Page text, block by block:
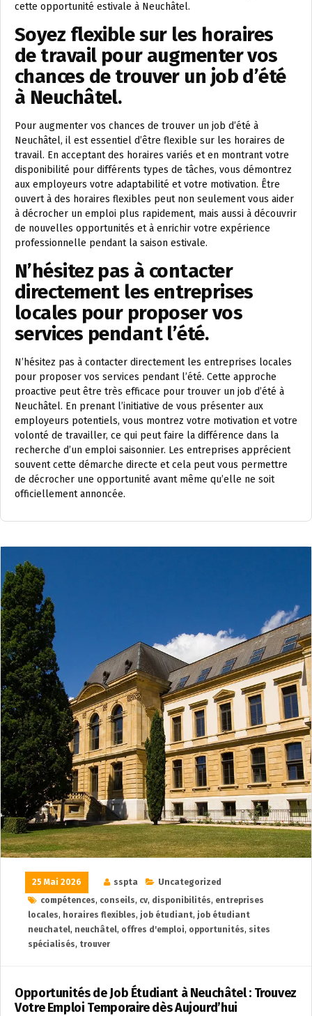
cette opportunité estivale à Neuchâtel.
Soyez flexible sur les horaires
de travail pour augmenter vos
chances de trouver un job d’été
à Neuchâtel.
Pour augmenter vos chances de trouver un job d’été à
Neuchâtel, il est essentiel d’être flexible sur les horaires de
travail. En acceptant des horaires variés et en montrant votre
disponibilité pour différents types de tâches, vous démontrez
aux employeurs votre adaptabilité et votre motivation. Être
ouvert à des horaires flexibles peut non seulement vous aider
à décrocher un emploi plus rapidement, mais aussi à découvrir
de nouvelles opportunités et à enrichir votre expérience
professionnelle pendant la saison estivale.
N’hésitez pas à contacter
directement les entreprises
locales pour proposer vos
services pendant l’été.
N’hésitez pas à contacter directement les entreprises locales
pour proposer vos services pendant l’été. Cette approche
proactive peut être très efficace pour trouver un job d’été à
Neuchâtel. En prenant l’initiative de vous présenter aux
employeurs potentiels, vous montrez votre motivation et votre
volonté de travailler, ce qui peut faire la différence dans la
recherche d’un emploi saisonnier. Les entreprises apprécient
souvent cette démarche directe et cela peut vous permettre
de décrocher une opportunité avant même qu’elle ne soit
officiellement annoncée.
25 Mai 2026 sspta
Uncategorized
compétences, conseils, cv, disponibilités, entreprises
locales, horaires flexibles, job étudiant, job étudiant
neuchatel, neuchâtel, offres d'emploi, opportunités, sites
spécialisés, trouver
Opportunités de Job Étudiant à Neuchâtel : Trouvez
Votre Emploi Temporaire dès Aujourd’hui